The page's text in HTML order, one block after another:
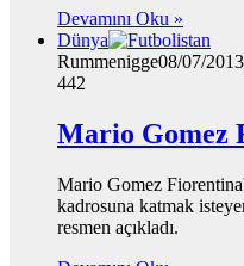
Devamını Oku »
Dünya
Rummenigge08/07/2013
442
Mario Gomez
Mario Gomez
kadrosuna katmak
resmen açıkladı.